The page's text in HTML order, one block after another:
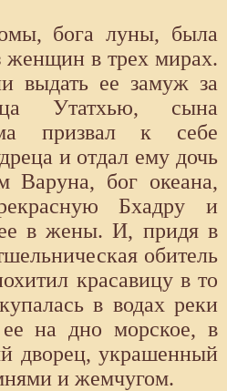
бога луны, была
женщин в трех мирах.
выдать ее замуж за
Утатхью, сына
призвал к себе
и отдал ему дочь
бог океана,
Бхадру и
в жены. И, придя в
обитель
красавицу в то
в водах реки
на дно морское, в
дворец, украшенный
и жемчугом.